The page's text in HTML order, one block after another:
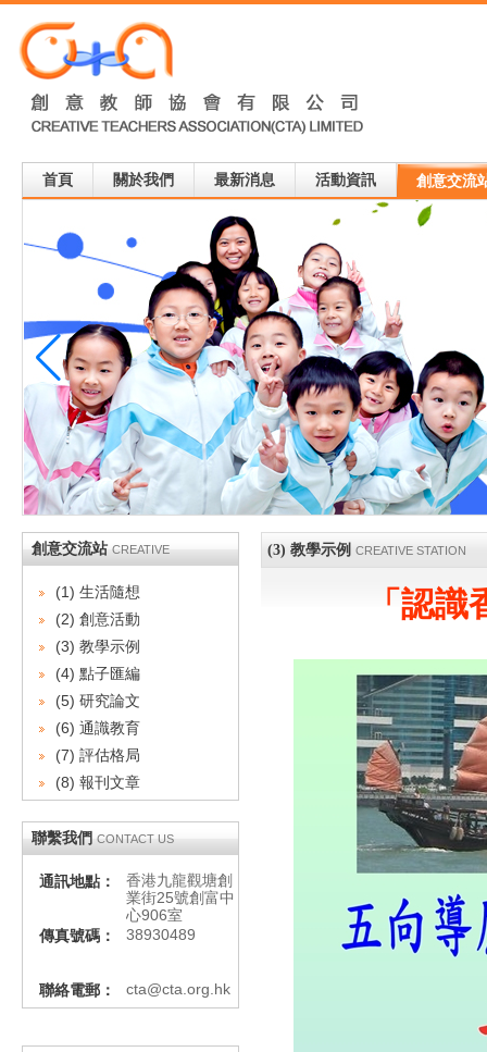
首頁 關於我們 最新消息 活動資訊 創意交流
創意交流站 CREATIVE
(1) 生活隨想
(2) 創意活動
(3) 教學示例
(4) 點子匯編
(5) 研究論文
(6) 通識教育
(7) 評估格局
(8) 報刊文章
聯繫我們 CONTACT US
通訊地點：
香港九龍觀塘創
業街25號創富中
心906室
傳真號碼： 38930489
聯絡電郵： cta@cta.org.hk
(3) 教學示例 CREATIVE STATION
「認